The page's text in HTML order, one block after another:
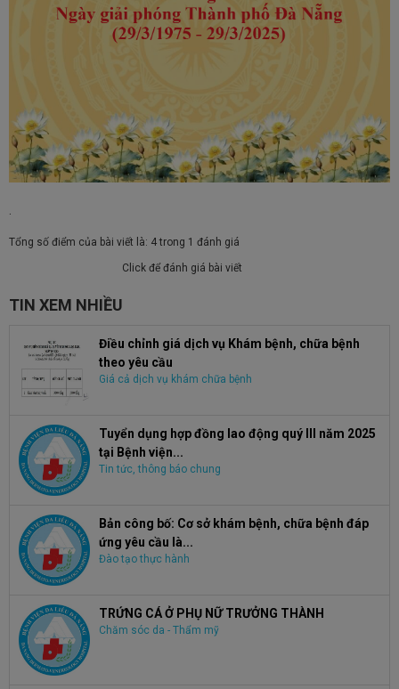
Tổng số điểm của bài viết là: 4 trong 1 đánh giá
Click để đánh giá bài viết
TIN XEM NHIỀU
Điều chỉnh giá dịch vụ Khám bệnh, chữa bệnh
theo yêu cầu
Giá cả dịch vụ khám chữa bệnh
Tuyển dụng hợp đồng lao động quý III năm 2025
tại Bệnh viện...
Tin tức, thông báo chung
Bản công bố: Cơ sở khám bệnh, chữa bệnh đáp
ứng yêu cầu là...
Đào tạo thực hành
TRỨNG CÁ Ở PHỤ NỮ TRƯỞNG THÀNH
Chăm sóc da - Thẩm mỹ